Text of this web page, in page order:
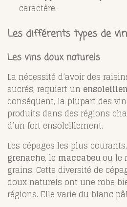
caractère.
Les différents types de
Les vins doux naturels
La nécessité d’avoir des
sucrés, requiert un
conséquent, la plupart des
produits dans des régions
d’un fort ensoleillement.
Les cépages les plus
grenache, le maccabeuou le
grains. Cette diversité de
doux naturels ont une robe
régions. Elle varie du blanc